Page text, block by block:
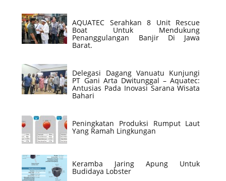
AQUATEC Serahkan 8 Unit Rescue
Boat Untuk Mendukung
Penanggulangan Banjir Di Jawa
Barat.
Delegasi Dagang Vanuatu Kunjungi
PT Gani Arta Dwitunggal – Aquatec:
Antusias Pada Inovasi Sarana Wisata
Bahari
Peningkatan Produksi Rumput Laut
Yang Ramah Lingkungan
Keramba Jaring Apung Untuk
Budidaya Lobster